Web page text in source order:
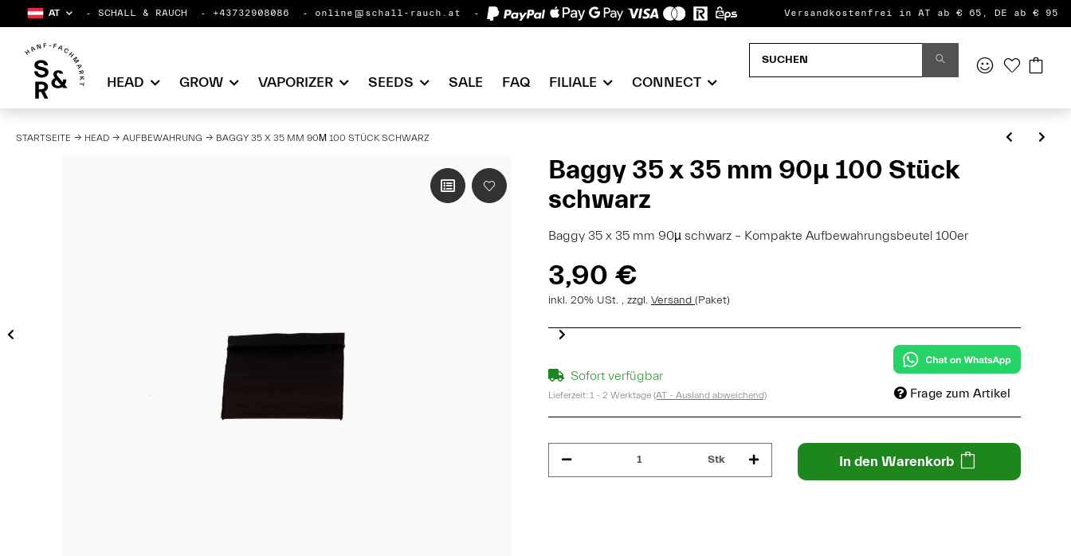
AT SCHALL & RAUCH +43732908086 online@schall-rauch.at Versandkostenfrei in AT ab € 65, DE ab € 95
HEAD GROW VAPORIZER SEEDS SALE FAQ FILIALE CONNECT
STARTSEITE HEAD AUFBEWAHRUNG BAGGY 35 X 35 MM 90Μ 100 STÜCK SCHWARZ
Baggy 35 x 35 mm 90µ 100 Stück
schwarz
Baggy 35 x 35 mm 90µ schwarz – Kompakte Aufbewahrungsbeutel 100er
3,90 €
inkl. 20% USt. , zzgl. Versand (Paket)
Sofort verfügbar
Lieferzeit: 1 - 2 Werktage (AT - Ausland abweichend) Frage zum Artikel
Stk In den Warenkorb